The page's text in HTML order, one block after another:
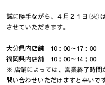
誠に勝手ながら、４月２１日（火
させていただきます。
大分県内店舗 10：00～17：00
福岡県内店舗 10：00～14：00
※ 店舗によっては、営業終了時間
問い合わせいただけますと幸いです